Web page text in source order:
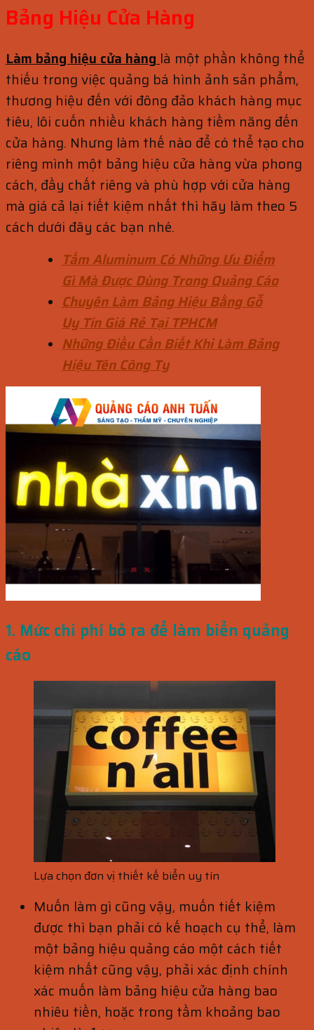
Bảng Hiệu Cửa Hàng
Làm bảng hiệu cửa hàng là một phần không thể
thiếu trong việc quảng bá hình ảnh sản phẩm,
thương hiệu đến với đông đảo khách hàng mục
tiêu, lôi cuốn nhiều khách hàng tiềm năng đến
cửa hàng. Nhưng làm thế nào để có thể tạo cho
riêng mình một bảng hiệu cửa hàng vừa phong
cách, đầy chất riêng và phù hợp với cửa hàng
mà giá cả lại tiết kiệm nhất thì hãy làm theo 5
cách dưới đây các bạn nhé.
Tấm Aluminum Có Những Ưu Điểm
Gì Mà Được Dùng Trong Quảng Cáo
Chuyên Làm Bảng Hiệu Bằng Gỗ
Uy Tín Giá Rẻ Tại TPHCM
Những Điều Cần Biết Khi Làm Bảng
Hiệu Tên Công Ty
1. Mức chi phí bỏ ra để làm biển quảng
cáo
Lựa chọn đơn vị thiết kế biển uy tín
Muốn làm gì cũng vậy, muốn tiết kiệm
được thì bạn phải có kế hoạch cụ thể, làm
một bảng hiệu quảng cáo một cách tiết
kiệm nhất cũng vậy, phải xác định chính
xác muốn làm bảng hiệu cửa hàng bao
nhiêu tiền, hoặc trong tầm khoảng bao